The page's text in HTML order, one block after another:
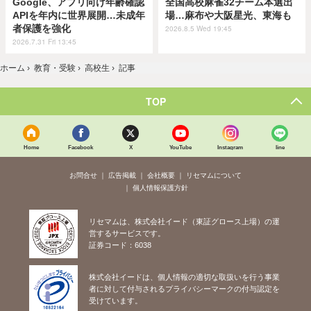
Google、アプリ向け年齢確認
APIを年内に世界展開…未成年
者保護を強化
2026.7.31 Fri 13:45
全国高校麻雀32チーム本選出
場…麻布や大阪星光、東海も
2026.8.5 Wed 19:45
ホーム › 教育・受験 › 高校生 › 記事
TOP
Home Facebook X YouTube Instagram line
お問合せ 広告掲載 会社概要
リセマムについて
個人情報保護方針
リセマムは、株式会社イード（東証グロース上場）の運
営するサービスです。
証券コード：6038
株式会社イードは、個人情報の適切な取扱いを行う事業
者に対して付与されるプライバシーマークの付与認定を
受けています。